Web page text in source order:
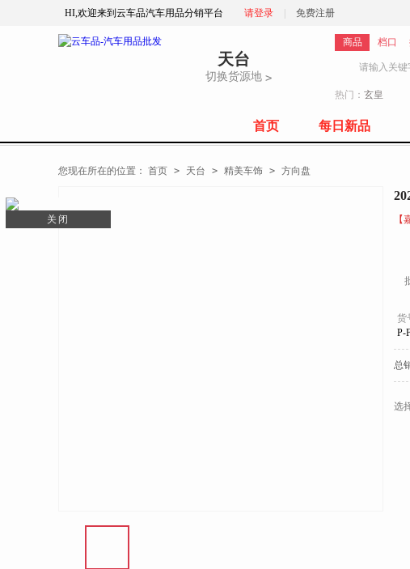
HI,欢迎来到云车品汽车用品分销平台 请登录 免费注册
天台
切换货源地 >
商品 档口
热门： 玄皇
首页 每日新品
您现在所在的位置： 首页 > 天台 > 精美车饰 > 方向盘
货
P-
总
选
关闭